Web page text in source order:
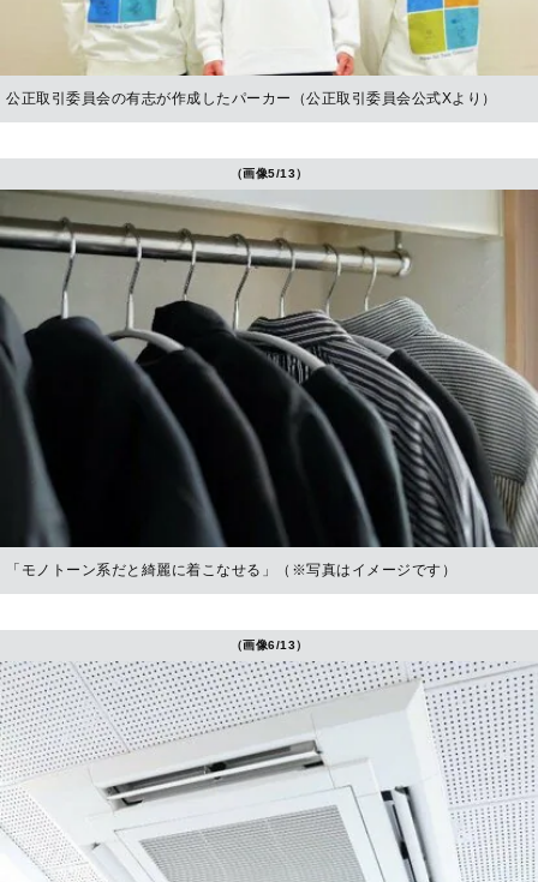
公正取引委員会の有志が作成したパーカー（公正取引委員会公式Xより）
（画像5/13）
「モノトーン系だと綺麗に着こなせる」（※写真はイメージです）
（画像6/13）